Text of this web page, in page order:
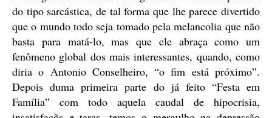
do tipo sarcástica, de tal forma que lhe parece divertido
que o mundo todo seja tomado pela melancolia que não
basta para matá-lo, mas que ele abraça como um
fenômeno global dos mais interessantes, quando, como
diria o Antonio Conselheiro, “o fim está próximo”.
Depois duma primeira parte do já feito “Festa em
Família” com todo aquela caudal de hipocrisia,